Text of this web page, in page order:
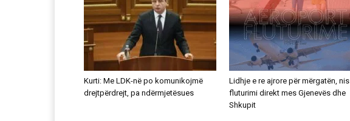
Kurti: Me LDK-në po komunikojmë
drejtpërdrejt, pa ndërmjetësues
Lidhje e re ajrore për mërgatën, nis
fluturimi direkt mes Gjenevës dhe
Shkupit